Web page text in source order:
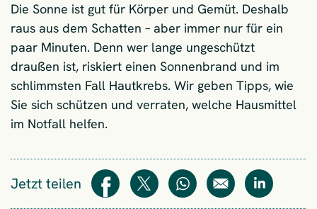
Die Sonne ist gut für Körper und Gemüt. Deshalb
raus aus dem Schatten – aber immer nur für ein
paar Minuten. Denn wer lange ungeschützt
draußen ist, riskiert einen Sonnenbrand und im
schlimmsten Fall Hautkrebs. Wir geben Tipps, wie
Sie sich schützen und verraten, welche Hausmittel
im Notfall helfen.
Jetzt teilen Teilen Teilen WhatsAppE-Mail Teilen